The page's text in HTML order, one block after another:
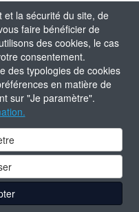
et la sécurité du site, de
faire bénéficier de
des cookies, le cas
consentement.
des typologies de cookies
en matière de
sur "Je paramètre".